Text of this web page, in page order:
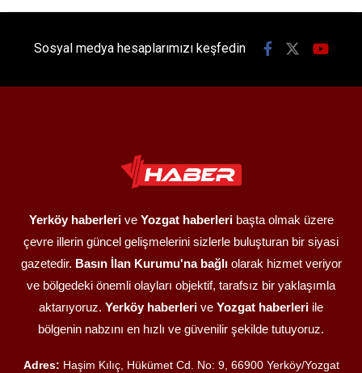
Sosyal medya hesaplarımızı keşfedin
Yerköy haberlerive Yozgat haberleribaşta olmak üzere
çevre illerin güncel gelişmelerini sizlerle buluşturan bir siyasi
gazetedir. Basın İlan Kurumu'na bağlıolarak hizmet veriyor
ve bölgedeki önemli olayları objektif, tarafsız bir yaklaşımla
aktarıyoruz. Yerköy haberleri ve Yozgat haberleri ile
bölgenin nabzını en hızlı ve güvenilir şekilde tutuyoruz.
Adres: Haşim Kılıç, Hükümet Cd. No: 9, 66900 Yerköy/Yozgat